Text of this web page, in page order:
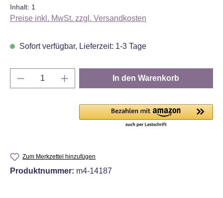
Inhalt: 1
Preise inkl. MwSt. zzgl. Versandkosten
Sofort verfügbar, Lieferzeit: 1-3 Tage
Produkt Anzahl: Gib den gewünschten
In den Warenkorb
Zum Merkzettel hinzufügen
Produktnummer: m4-14187